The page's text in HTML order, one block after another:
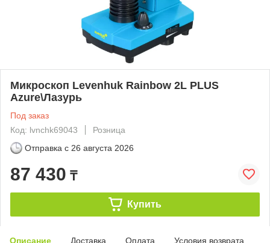
Микроскоп Levenhuk Rainbow 2L PLUS
Azure\Лазурь
Под заказ
Код: lvnchk69043
Розница
Отправка с 26 августа 2026
87 430 ₸
Купить
Описание Доставка Оплата Условия возврата